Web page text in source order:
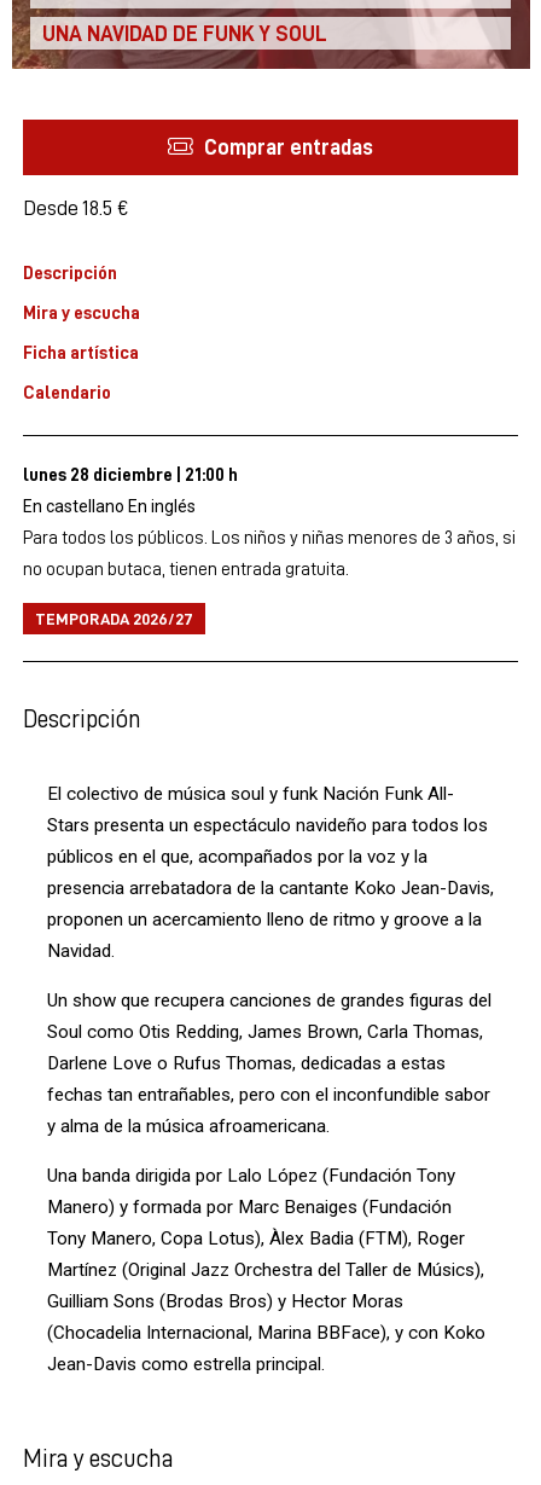
UNA NAVIDAD DE FUNK Y SOUL
Comprar entradas
Desde Desde
18.5 €
Descripción
Mira y escucha
Ficha artística
Calendario
lunes 28 diciembre 21:00 h
En castellano En inglés
Para todos los públicos. Los niños y niñas menores de 3 años, si
no ocupan butaca, tienen entrada gratuita.
TEMPORADA 2026/27
Descripción
El colectivo de música soul y funk Nación Funk All-
Stars presenta un espectáculo navideño para todos los
públicos en el que, acompañados por la voz y la
presencia arrebatadora de la cantante Koko Jean-Davis,
proponen un acercamiento lleno de ritmo y groove a la
Navidad.
Un show que recupera canciones de grandes figuras del
Soul como Otis Redding, James Brown, Carla Thomas,
Darlene Love o Rufus Thomas, dedicadas a estas
fechas tan entrañables, pero con el inconfundible sabor
y alma de la música afroamericana.
Una banda dirigida por Lalo López (Fundación Tony
Manero) y formada por Marc Benaiges (Fundación
Tony Manero, Copa Lotus), Àlex Badia (FTM), Roger
Martínez (Original Jazz Orchestra del Taller de Músics),
Guilliam Sons (Brodas Bros) y Hector Moras
(Chocadelia Internacional, Marina BBFace), y con Koko
Jean-Davis como estrella principal.
Mira y escucha